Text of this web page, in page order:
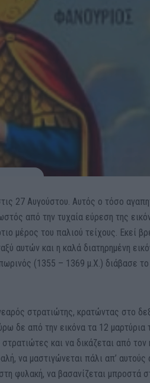
27 Αυγούστου. Αυτός ο τόσο
από την τυχαία εύρεση της
μέρος του παλιού τείχους. Εκεί
αυτών και η καλά διατηρημένη
(1355 – 1369 μ.Χ.) διάβασε το
στρατιώτης, κρατώντας στο
δε από την εικόνα τα 12
και να δικάζεται από τον
να μαστιγώνεται πάλι απ’
φυλακή, να βασανίζεται μπροστά